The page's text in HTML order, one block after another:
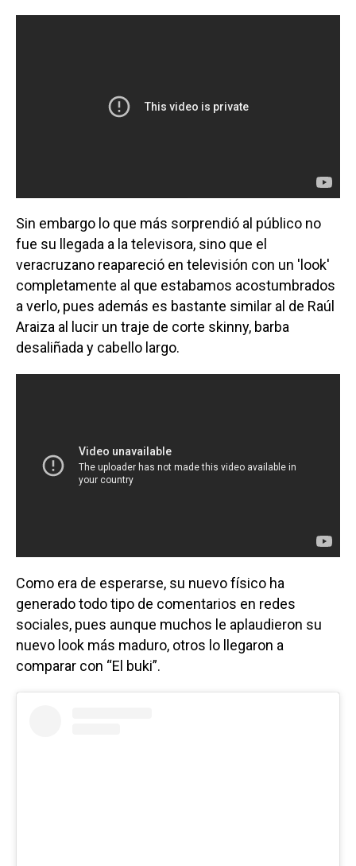
Sin embargo lo que más sorprendió al público no
fue su llegada a la televisora, sino que el
veracruzano reapareció en televisión con un 'look'
completamente al que estabamos acostumbrados
a verlo, pues además es bastante similar al de Raúl
Araiza al lucir un traje de corte skinny, barba
desaliñada y cabello largo.
Como era de esperarse, su nuevo físico ha
generado todo tipo de comentarios en redes
sociales, pues aunque muchos le aplaudieron su
nuevo look más maduro, otros lo llegaron a
comparar con “El buki”.